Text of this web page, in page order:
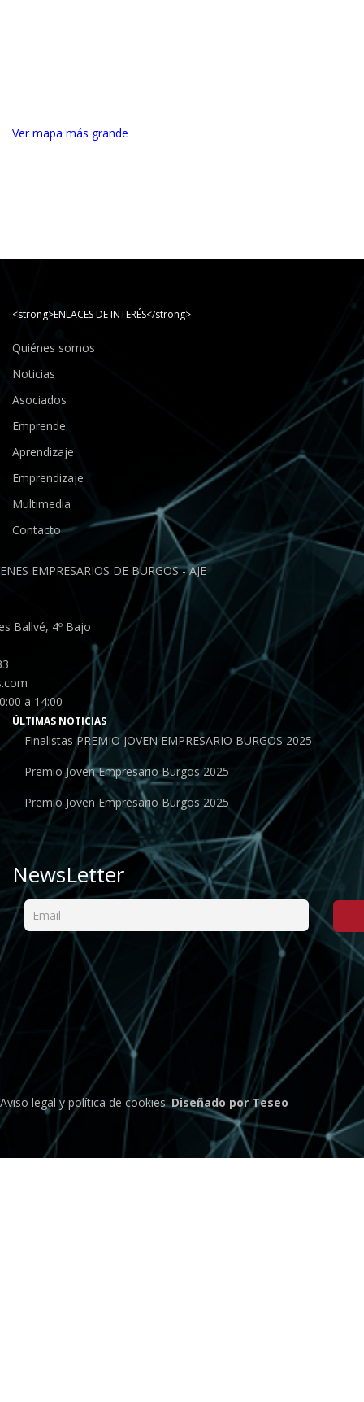
Ver mapa más grande
<strong>ENLACES DE INTERÉS</strong>
Quiénes somos
Noticias
Asociados
Emprende
Aprendizaje
Emprendizaje
Multimedia
Contacto
EMPRESARIOS DE BURGOS - AJE
Ballvé, 4º Bajo
a 14:00
ÚLTIMAS NOTICIAS
Finalistas PREMIO JOVEN EMPRESARIO BURGOS 2025
Premio Joven Empresario Burgos 2025
Premio Joven Empresario Burgos 2025
NewsLetter
Aviso legal y política de cookies.Diseñado por Teseo